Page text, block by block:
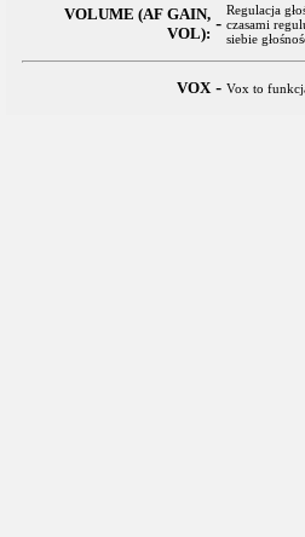
VOLUME (AF GAIN,
VOL): -
Regulacja
czasami
siebie
VOX - Vox to